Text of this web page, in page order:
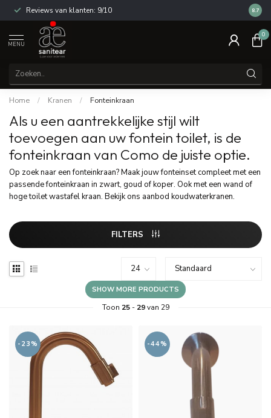
Reviews van klanten: 9/10 14
8.7
MENU
0
Home / Kranen / Fonteinkraan
Als u een aantrekkelijke stijl wilt
toevoegen aan uw fontein toilet, is de
fonteinkraan van Como de juiste optie.
Op zoek naar een fonteinkraan? Maak jouw fonteinset compleet met een
passende fonteinkraan in zwart, goud of koper. Ook met een wand of
hoge toilet wastafel kraan. Bekijk ons aanbod koudwaterkranen.
FILTERS
SHOW MORE PRODUCTS
Toon 25- 29van 29
-23% -44%